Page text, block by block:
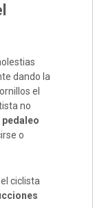
dando la
el
no
pedaleo
o
ciclista